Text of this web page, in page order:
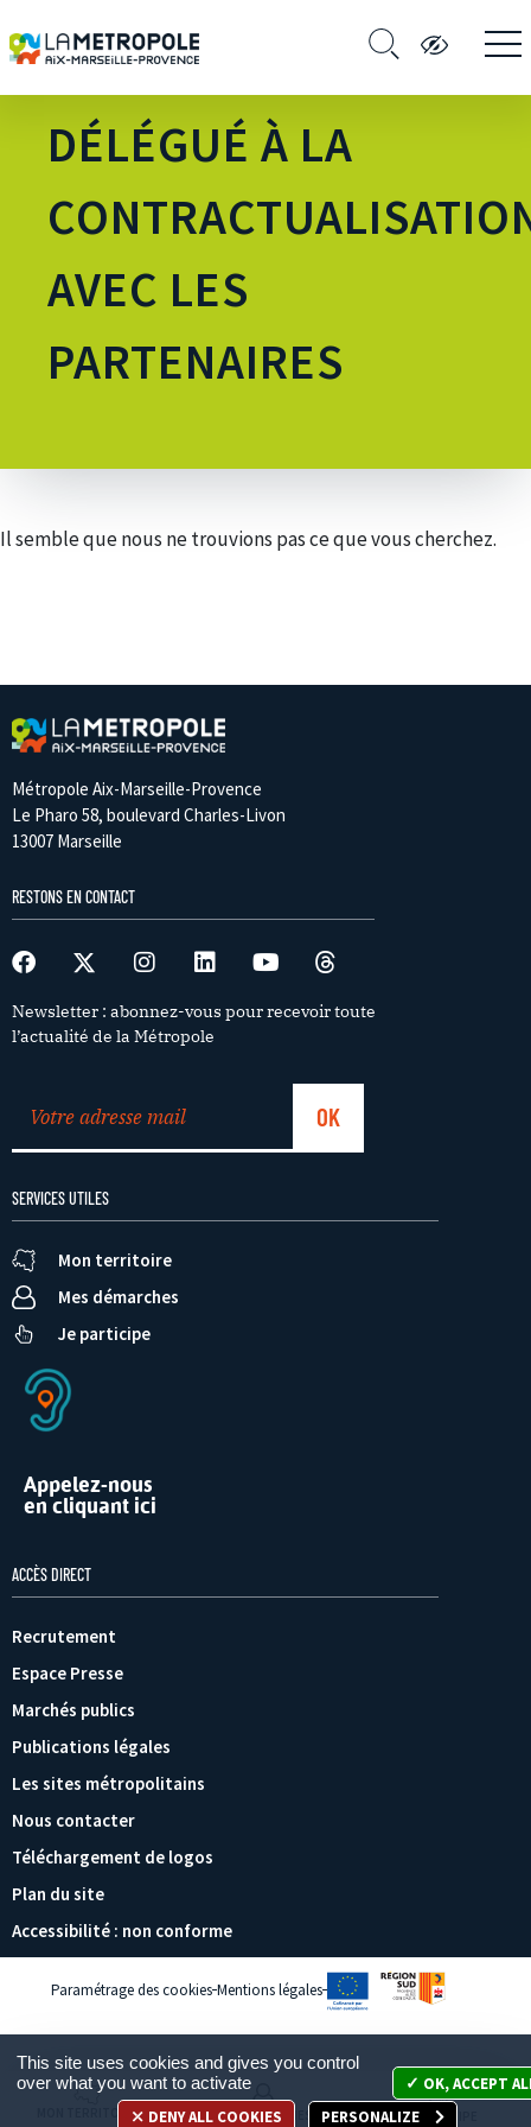
MÉTROPOLITAIN
DÉLÉGUÉ À LA
AVEC LES
PARTENAIRES
Il semble que nous ne trouvions pas ce que vous cherchez.
Métropole Aix-Marseille-Provence
Le Pharo 58, boulevard Charles-Livon
13007 Marseille
RESTONS EN CONTACT
Newsletter : abonnez-vous pour recevoir toute
l’actualité de la Métropole
SERVICES UTILES
Mon territoire
Mes démarches
Je participe
Appelez-nous
en cliquant ici
ACCÈS DIRECT
Recrutement
Espace Presse
Marchés publics
Publications légales
Les sites métropolitains
Nous contacter
Téléchargement de logos
Plan du site
Accessibilité : non conforme
Paramétrage des cookies Mentions légales
MON TERRITOIRE MES DÉMARCHES JE PARTICIPE
This site uses cookies and gives you control
over what you want to activate
OK, ACCEPT
DENY ALL COOKIES
PERSONALIZE